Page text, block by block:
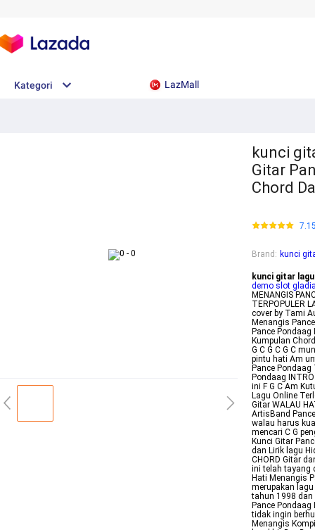
Kategori LazMall
kunci
Gitar
Chord
Brand : kunci
kunci gitar
demo slot
MENANGIS
TERPOPULER
cover by Tami
Menangis
Pance
Kumpulan
G C G C G C
pintu hati Am
Pance
Pondaag
ini F G C Am
Lagu Online
Gitar WALAU
ArtisBand
walau harus
mencari C G
Kunci Gitar
dan Lirik lagu
CHORD Gitar
ini telah tayang
Hati Menangis
merupakan
tahun 1998 dan
Pance
tidak ingin
Menangis